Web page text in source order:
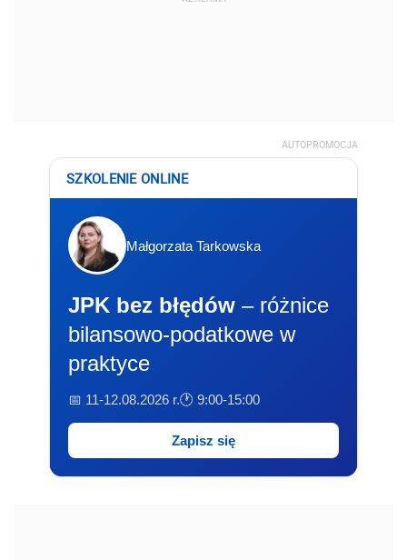
AUTOPROMOCJA
SZKOLENIE ONLINE
Małgorzata Tarkowska
JPK bez błędów – różnice
bilansowo-podatkowe w
praktyce
📅 11-12.08.2026 r.🕐 9:00-15:00
Zapisz się